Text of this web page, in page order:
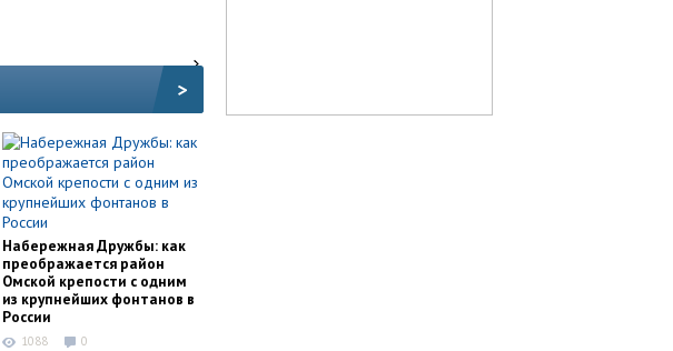
>
Набережная Дружбы: как
преображается район
Омской крепости с одним
из крупнейших фонтанов в
России
1088 0